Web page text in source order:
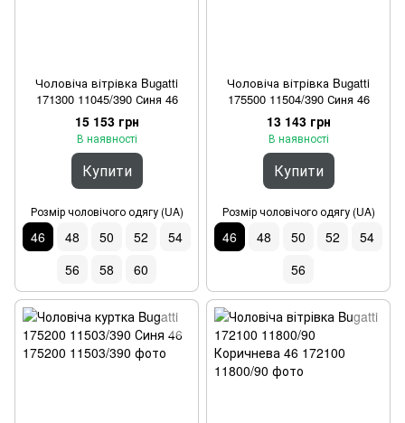
Чоловіча вітрівка Bugatti
171300 11045/390 Синя 46
15 153 грн
В наявності
Купити
Розмір чоловічого одягу (UA)
46 48 50 52
54
56
58 60
Чоловіча вітрівка Bugatti
175500 11504/390 Синя 46
13 143 грн
В наявності
Купити
Розмір чоловічого одягу (UA)
46 48 50 52
54
56